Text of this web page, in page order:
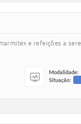
e refeições a
Modalidade:
Situação: